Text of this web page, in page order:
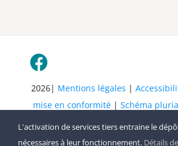
2026| Mentions légales |
mise en conformité| Schéma
en accessibilité
| Tous droits
L'activation de services tiers entraine le
nécessaires à leur fonctionnement. Détails